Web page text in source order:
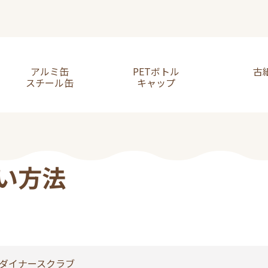
アルミ缶
スチール缶
PETボトル
キャップ
古
方法
イナースクラブ